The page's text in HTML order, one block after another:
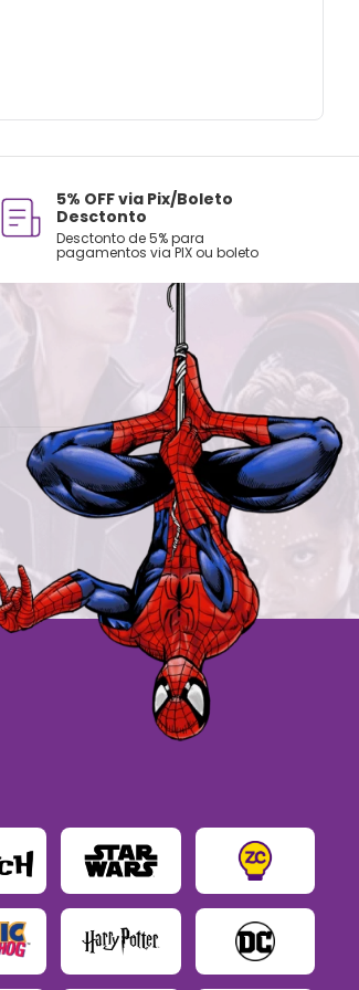
5% OFF via Pix/Boleto
Desctonto
Desctonto de 5% para
pagamentos via PIX ou boleto